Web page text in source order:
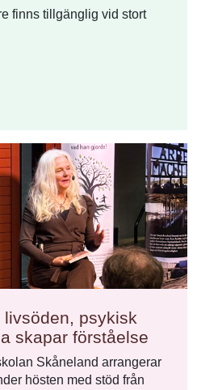
finns tillgänglig vid stort
psykisk
skapar förståelse
Skåneland arrangerar
hösten med stöd från